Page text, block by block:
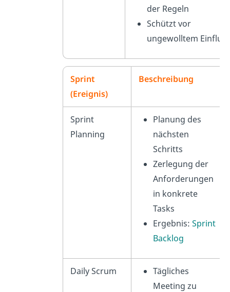
der Regeln
Schützt vor
ungewolltem Einfluss
Sprint
(Ereignis)
Beschreibung
Sprint
Planning
Planung des
nächsten
Schritts
Zerlegung der
Anforderungen
in konkrete
Tasks
Ergebnis: Sprint
Backlog
Daily Scrum
Tägliches
Meeting zu